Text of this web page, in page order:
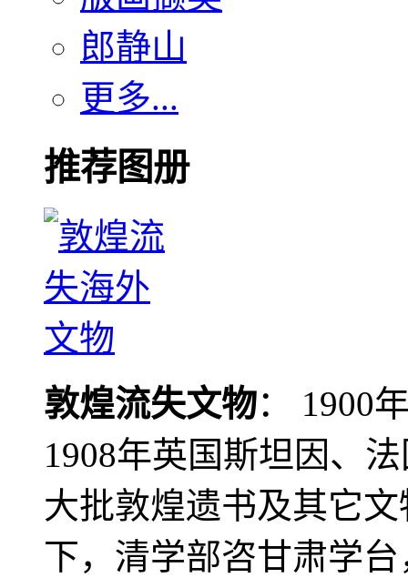
郎静山
更多...
推荐图册
敦煌流失文物： 1900
1908年英国斯坦因、
大批敦煌遗书及其它
下，清学部咨甘肃学